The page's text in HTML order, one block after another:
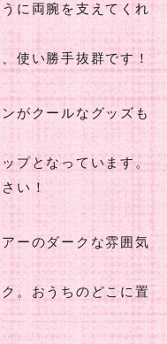
に両腕を支えてくれ
使い勝手抜群です！
がクールなグッズも
プとなっています。
い！
ーのダークな雰囲気
。おうちのどこに置